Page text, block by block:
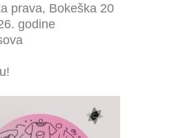
prava, Bokeška 20
godine